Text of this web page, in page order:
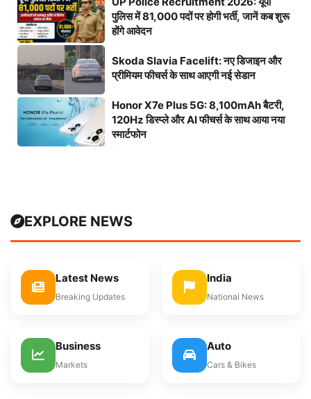
पुलिस में 81,000 पदों पर होगी भर्ती, जानें कब शुरू
होंगे आवेदन
Skoda Slavia Facelift: नए डिजाइन और
प्रीमियम फीचर्स के साथ आएगी नई सेडान
Honor X7e Plus 5G: 8,100mAh बैटरी,
120Hz डिस्प्ले और AI फीचर्स के साथ आया नया
स्मार्टफोन
EXPLORE NEWS
Latest News
Breaking Updates
India
National News
Business
Markets
Auto
Cars & Bikes